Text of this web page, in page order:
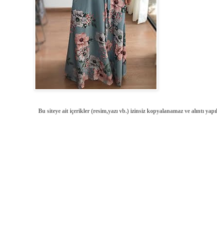
Bu siteye ait içerikler (resim,yazı vb.) izinsiz kopyalanamaz ve alıntı